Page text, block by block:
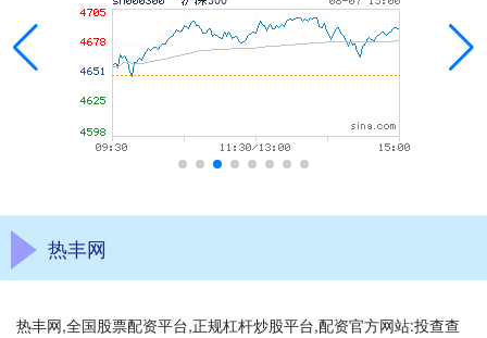
热丰网
热丰网,全国股票配资平台,正规杠杆炒股平台,配资官方网站:投查查